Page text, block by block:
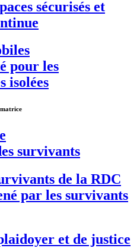
sécurisés et
pour les
isolées
survivants
de la RDC
par les survivants
et de justice